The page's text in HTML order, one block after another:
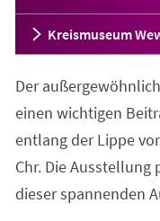
Kreismuseum
Der
einen wichtigen
entlang der Lippe
Chr. Die Ausstellung
dieser spannenden